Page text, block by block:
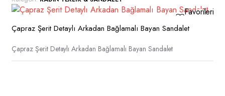
varyasyonu
var.
Seçenekler
sayfasından
seçilebilir
Favorilerime
Çapraz Şerit Detaylı Arkadan Bağlamalı Bayan Sandalet
Çapraz Şerit Detaylı Arkadan Bağlamalı Bayan Sandalet